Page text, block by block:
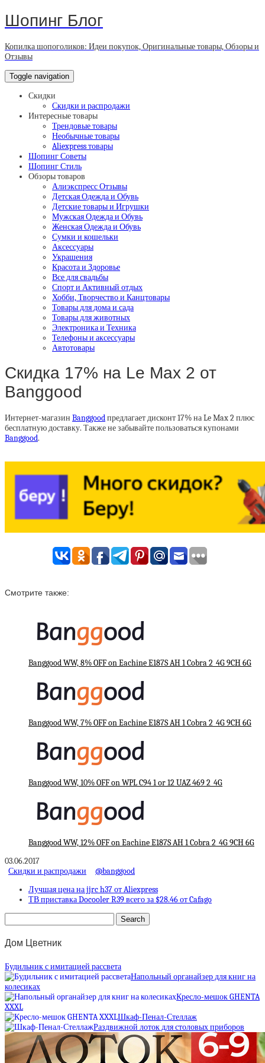
Шопинг Блог
Копилка шопоголиков: Идеи покупок, Оригинальные товары, Обзоры и
Отзывы
Toggle navigation
Скидки
Скидки и распродажи
Интересные товары
Трендовые товары
Необычные товары
Aliexpress товары
Шопинг Советы
Шопинг Стиль
Обзоры товаров
Алиэкспресс Отзывы
Детская Одежда и Обувь
Детские товары и Игрушки
Мужская Одежда и Обувь
Женская Одежда и Обувь
Сумки и кошельки
Аксессуары
Украшения
Красота и Здоровье
Все для свадьбы
Спорт и Активный отдых
Хобби, Творчество и Канцтовары
Товары для дома и сада
Товары для животных
Электроника и Техника
Телефоны и аксессуары
Автотовары
Скидка 17% на Le Max 2 от
Banggood
Интернет-магазин Banggoodпредлагает дисконт 17% на Le Max 2 плюс
бесплатную доставку. Также не забывайте пользоваться купонами
Banggood.
Смотрите также:
Banggood WW, 8% OFF on Eachine E187S AH 1 Cobra 2_4G 9CH 6G
Banggood WW, 7% OFF on Eachine E187S AH 1 Cobra 2_4G 9CH 6G
Banggood WW, 10% OFF on WPL C94 1 or 12 UAZ 469 2_4G
Banggood WW, 12% OFF on Eachine E187S AH 1 Cobra 2_4G 9CH 6G
03.06.2017
Скидки и распродажи
@banggood
Лучшая цена на jjrc h37 от Aliexpress
ТВ приставка Docooler R39 всего за $28.46 от Cafago
Дом Цветник
Будильник с имитацией рассвета
Напольный органайзер для книг на
колесиках
Кресло-мешок GHENTA
XXXL
Шкаф-Пенал-Стеллаж
Раздвижной лоток для столовых приборов